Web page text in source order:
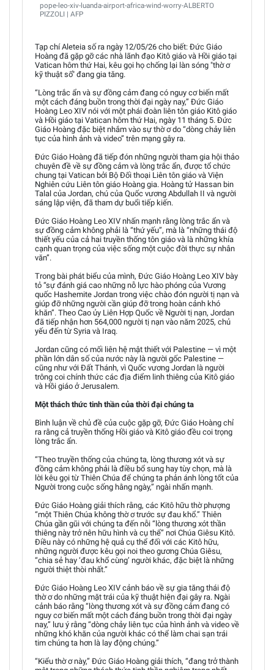
pope-leo-xiv-luanda-airport-africa-wind-worry-ALBERTO
PIZZOLI | AFP
Tạp chí Aleteia số ra ngày 12/05/26 cho biết: Đức Giáo
Hoàng đã gặp gỡ các nhà lãnh đạo Kitô giáo và Hồi giáo tại
Vatican hôm thứ Hai, kêu gọi họ chống lại làn sóng "thờ ơ
kỹ thuật số" đang gia tăng.
“Lòng trắc ẩn và sự đồng cảm đang có nguy cơ biến mất
một cách đáng buồn trong thời đại ngày nay,” Đức Giáo
Hoàng Leo XIV nói với một phái đoàn liên tôn giáo Kitô giáo
và Hồi giáo tại Vatican hôm thứ Hai, ngày 11 tháng 5. Đức
Giáo Hoàng đặc biệt nhắm vào sự thờ ơ do “dòng chảy liên
tục của hình ảnh và video” trên mạng gây ra.
Đức Giáo Hoàng đã tiếp đón những người tham gia hội thảo
chuyên đề về sự đồng cảm và lòng trắc ẩn, được tổ chức
chung tại Vatican bởi Bộ Đối thoại Liên tôn giáo và Viện
Nghiên cứu Liên tôn giáo Hoàng gia. Hoàng tử Hassan bin
Talal của Jordan, chú của Quốc vương Abdullah II và người
sáng lập viện, đã tham dự buổi tiếp kiến.
Đức Giáo Hoàng Leo XIV nhấn mạnh rằng lòng trắc ẩn và
sự đồng cảm không phải là “thứ yếu”, mà là “những thái độ
thiết yếu của cả hai truyền thống tôn giáo và là những khía
cạnh quan trọng của việc sống một cuộc đời thực sự nhân
văn”.
Trong bài phát biểu của mình, Đức Giáo Hoàng Leo XIV bày
tỏ “sự đánh giá cao những nỗ lực hào phóng của Vương
quốc Hashemite Jordan trong việc chào đón người tị nạn và
giúp đỡ những người cần giúp đỡ trong hoàn cảnh khó
khăn”. Theo Cao ủy Liên Hợp Quốc về Người tị nạn, Jordan
đã tiếp nhận hơn 564,000 người tị nạn vào năm 2025, chủ
yếu đến từ Syria và Iraq.
Jordan cũng có mối liên hệ mật thiết với Palestine — vì một
phần lớn dân số của nước này là người gốc Palestine —
cũng như với Đất Thánh, vì Quốc vương Jordan là người
trông coi chính thức các địa điểm linh thiêng của Kitô giáo
và Hồi giáo ở Jerusalem.
Một thách thức tinh thần của thời đại chúng ta
Bình luận về chủ đề của cuộc gặp gỡ, Đức Giáo Hoàng chỉ
ra rằng cả truyền thống Hồi giáo và Kitô giáo đều coi trọng
lòng trắc ẩn.
“Theo truyền thống của chúng ta, lòng thương xót và sự
đồng cảm không phải là điều bổ sung hay tùy chọn, mà là
lời kêu gọi từ Thiên Chúa để chúng ta phản ánh lòng tốt của
Người trong cuộc sống hằng ngày,” ngài nhấn mạnh.
Đức Giáo Hoàng giải thích rằng, các Kitô hữu thờ phượng
“một Thiên Chúa không thờ ơ trước sự đau khổ.” Thiên
Chúa gần gũi với chúng ta đến nỗi “lòng thương xót thần
thiêng này trở nên hữu hình và cụ thể” nơi Chúa Giêsu Kitô.
Điều này có những hệ quả cụ thể đối với các Kitô hữu,
những người được kêu gọi noi theo gương Chúa Giêsu,
“chia sẻ hay ‘đau khổ cùng’ người khác, đặc biệt là những
người thiệt thòi nhất.”
Đức Giáo Hoàng Leo XIV cảnh báo về sự gia tăng thái độ
thờ ơ do những mặt trái của kỹ thuật hiện đại gây ra. Ngài
cảnh báo rằng “lòng thương xót và sự đồng cảm đang có
nguy cơ biến mất một cách đáng buồn trong thời đại ngày
nay,” lưu ý rằng “dòng chảy liên tục của hình ảnh và video về
những khó khăn của người khác có thể làm chai sạn trái
tim chúng ta hơn là lay động chúng.”
“Kiểu thờ ơ này,” Đức Giáo Hoàng giải thích, “đang trở thành